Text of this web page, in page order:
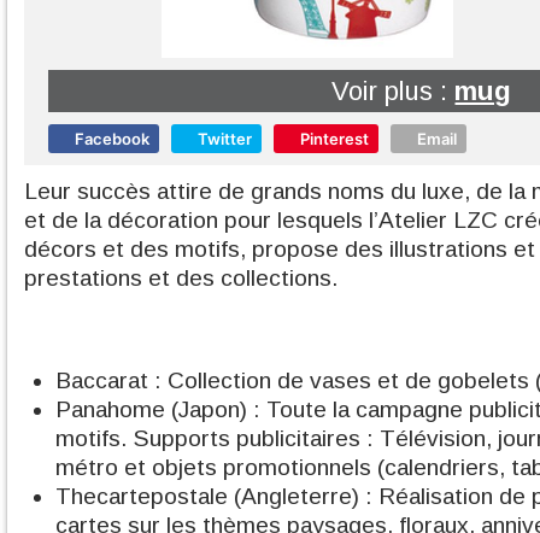
Voir plus : mug
Facebook Twitter Pinterest Email
Leur succès attire de grands noms du luxe, de la
et de la décoration pour lesquels l’Atelier LZC
décors et des motifs, propose des illustrations
prestations et des collections.
Baccarat : Collection de vases et de gobelets
Panahome (Japon) : Toute la campagne
motifs. Supports publicitaires : Télévision,
métro et objets promotionnels (calendriers,
Thecartepostale (Angleterre) : Réalisation de
cartes sur les thèmes paysages, floraux,